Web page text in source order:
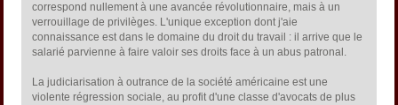
correspond nullement à une avancée révolutionnaire, mais à un
verrouillage de privilèges. L'unique exception dont j'aie
connaissance est dans le domaine du droit du travail : il arrive que le
salarié parvienne à faire valoir ses droits face à un abus patronal.
La judiciarisation à outrance de la société américaine est une
violente régression sociale, au profit d'une classe d'avocats de plus